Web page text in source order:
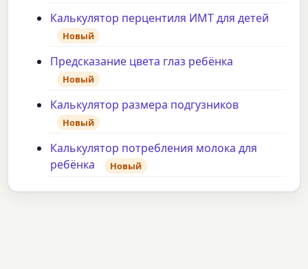
Калькулятор перцентиля ИМТ для детей
Новый
Предсказание цвета глаз ребёнка
Новый
Калькулятор размера подгузников
Новый
Калькулятор потребления молока для
ребёнка
Новый